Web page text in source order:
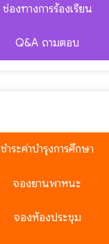
ช่องทางการร้องเรียน
Q&A ถามตอบ
ชำระค่าบำรุงการศึกษา
จองยานพาหนะ
จองห้องประชุม